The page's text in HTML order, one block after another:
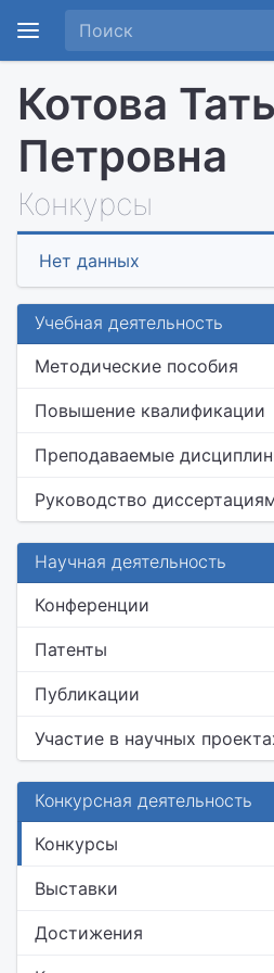
Котова
Петровна
Конкурсы
Нет данных
Учебная деятельность
Методические пособия
Повышение квалификации
Преподаваемые
Руководство
Научная деятельность
Конференции
Патенты
Публикации
Участие в научных
Конкурсная деятельность
Конкурсы
Выставки
Достижения